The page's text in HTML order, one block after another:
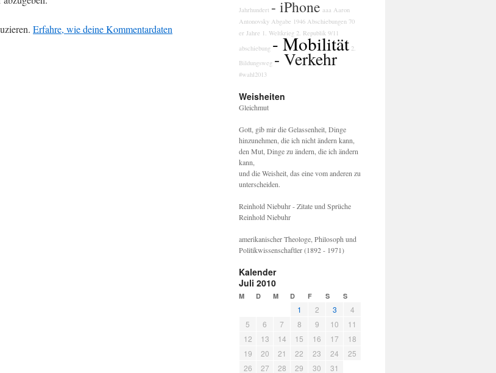
Erfahre, wie deine Kommentardaten
Jahrhundert - iPhone aaa Aaron
Antonovsky Abgabe 1946 Abschiebungen 70
er Jahre 1. Weltkrieg 2. Republik 9/11
abschiebung - Mobilität 2.
Bildungsweg - Verkehr
#wahl2013
Weisheiten
Gleichmut
Gott, gib mir die Gelassenheit, Dinge
hinzunehmen, die ich nicht ändern kann,
den Mut, Dinge zu ändern, die ich ändern
kann,
und die Weisheit, das eine vom anderen zu
unterscheiden.
Reinhold Niebuhr - Zitate und Sprüche
Reinhold Niebuhr
amerikanischer Theologe, Philosoph und
Politikwissenschaftler (1892 - 1971)
Kalender
Juli 2010
M D M D F S S
1 2 3
4
5
6 7 8 9 10
11
12
13 14 15 16 17
18
19
20 21 22 23 24
25
26
27 28 29 30 31